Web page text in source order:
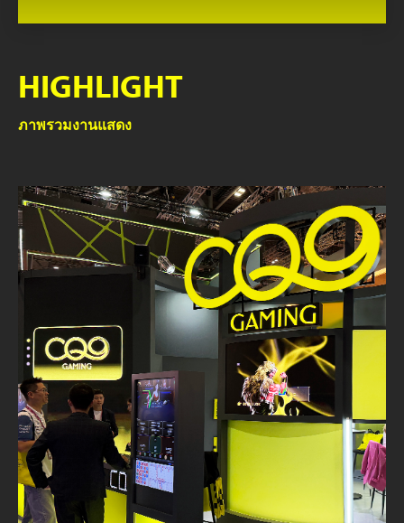
HIGHLIGHT
ภาพรวมงานแสดง